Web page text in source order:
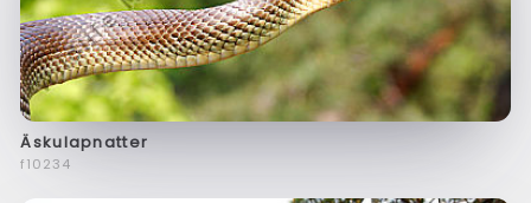
Äskulapnatter
f10234